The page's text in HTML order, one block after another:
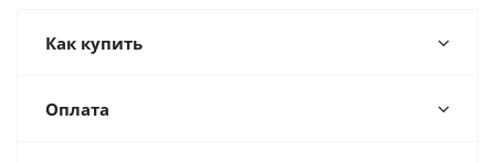
Как купить
Оплата